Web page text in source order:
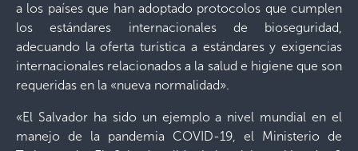
a los países que han adoptado protocolos que cumplen
los estándares internacionales de bioseguridad,
adecuando la oferta turística a estándares y exigencias
internacionales relacionados a la salud e higiene que son
requeridas en la «nueva normalidad».
«El Salvador ha sido un ejemplo a nivel mundial en el
manejo de la pandemia COVID-19, el Ministerio de